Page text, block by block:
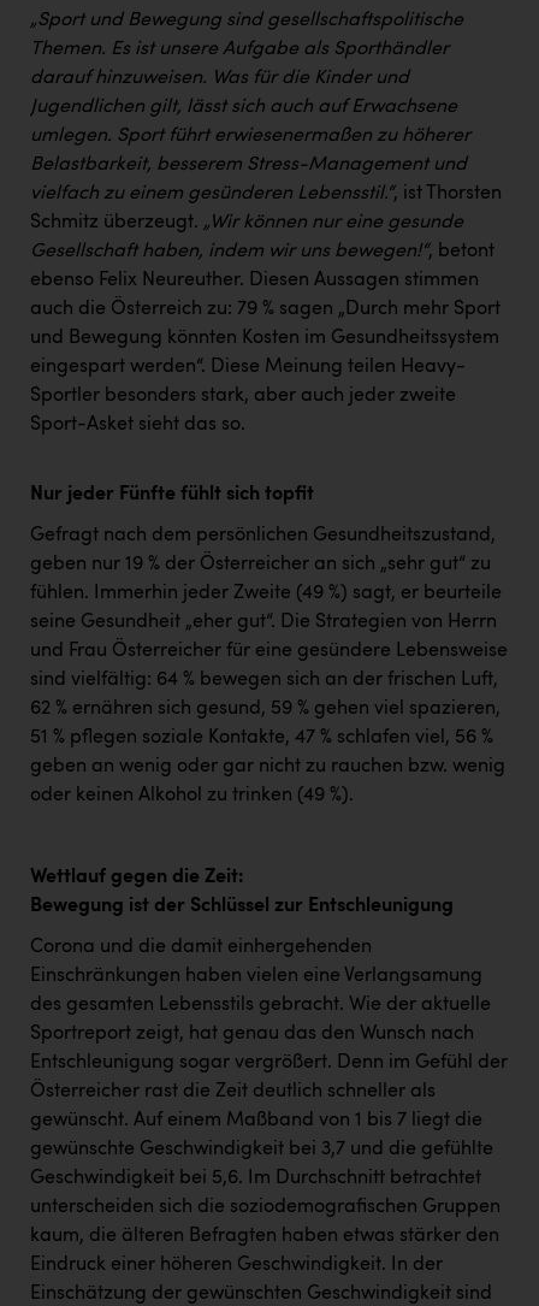
„Sport und Bewegung sind gesellschaftspolitische
Themen. Es ist unsere Aufgabe als Sporthändler
darauf hinzuweisen. Was für die Kinder und
Jugendlichen gilt, lässt sich auch auf Erwachsene
umlegen. Sport führt erwiesenermaßen zu höherer
Belastbarkeit, besserem Stress-Management und
vielfach zu einem gesünderen Lebensstil.“, ist Thorsten
Schmitz überzeugt. „Wir können nur eine gesunde
Gesellschaft haben, indem wir uns bewegen!“, betont
ebenso Felix Neureuther. Diesen Aussagen stimmen
auch die Österreich zu: 79 % sagen „Durch mehr Sport
und Bewegung könnten Kosten im Gesundheitssystem
eingespart werden“. Diese Meinung teilen Heavy-
Sportler besonders stark, aber auch jeder zweite
Sport-Asket sieht das so.
Nur jeder Fünfte fühlt sich topfit
Gefragt nach dem persönlichen Gesundheitszustand,
geben nur 19 % der Österreicher an sich „sehr gut“ zu
fühlen. Immerhin jeder Zweite (49 %) sagt, er beurteile
seine Gesundheit „eher gut“. Die Strategien von Herrn
und Frau Österreicher für eine gesündere Lebensweise
sind vielfältig: 64 % bewegen sich an der frischen Luft,
62 % ernähren sich gesund, 59 % gehen viel spazieren,
51 % pflegen soziale Kontakte, 47 % schlafen viel, 56 %
geben an wenig oder gar nicht zu rauchen bzw. wenig
oder keinen Alkohol zu trinken (49 %).
Wettlauf gegen die Zeit:
Bewegung ist der Schlüssel zur Entschleunigung
Corona und die damit einhergehenden
Einschränkungen haben vielen eine Verlangsamung
des gesamten Lebensstils gebracht. Wie der aktuelle
Sportreport zeigt, hat genau das den Wunsch nach
Entschleunigung sogar vergrößert. Denn im Gefühl der
Österreicher rast die Zeit deutlich schneller als
gewünscht. Auf einem Maßband von 1 bis 7 liegt die
gewünschte Geschwindigkeit bei 3,7 und die gefühlte
Geschwindigkeit bei 5,6. Im Durchschnitt betrachtet
unterscheiden sich die soziodemografischen Gruppen
kaum, die älteren Befragten haben etwas stärker den
Eindruck einer höheren Geschwindigkeit. In der
Einschätzung der gewünschten Geschwindigkeit sind